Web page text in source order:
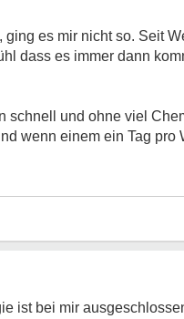
es mir nicht so. Seit
dass es immer dann
und ohne viel
wenn einem ein Tag
ist bei mir